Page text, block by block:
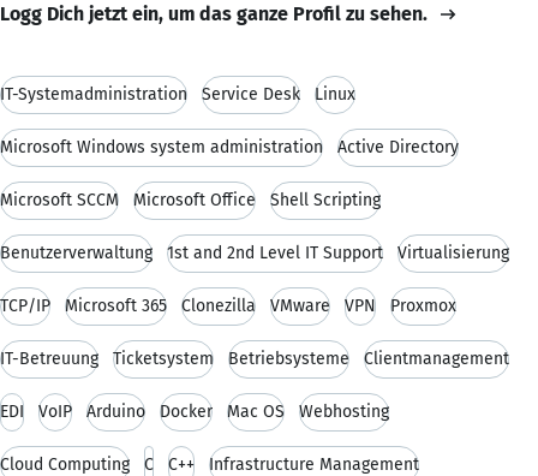
Logg Dich jetzt ein, um das ganze Profil zu sehen.
IT-Systemadministration Service Desk Linux
Microsoft Windows system administration Active Directory
Microsoft SCCM Microsoft Office Shell Scripting
Benutzerverwaltung 1st and 2nd Level IT Support Virtualisierung
TCP/IP Microsoft 365 Clonezilla VMware VPN Proxmox
IT-Betreuung Ticketsystem Betriebsysteme Clientmanagement
EDI VoIP Arduino Docker Mac OS Webhosting
Cloud Computing C C++ Infrastructure Management